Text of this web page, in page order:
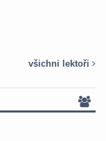
všichni lektoři